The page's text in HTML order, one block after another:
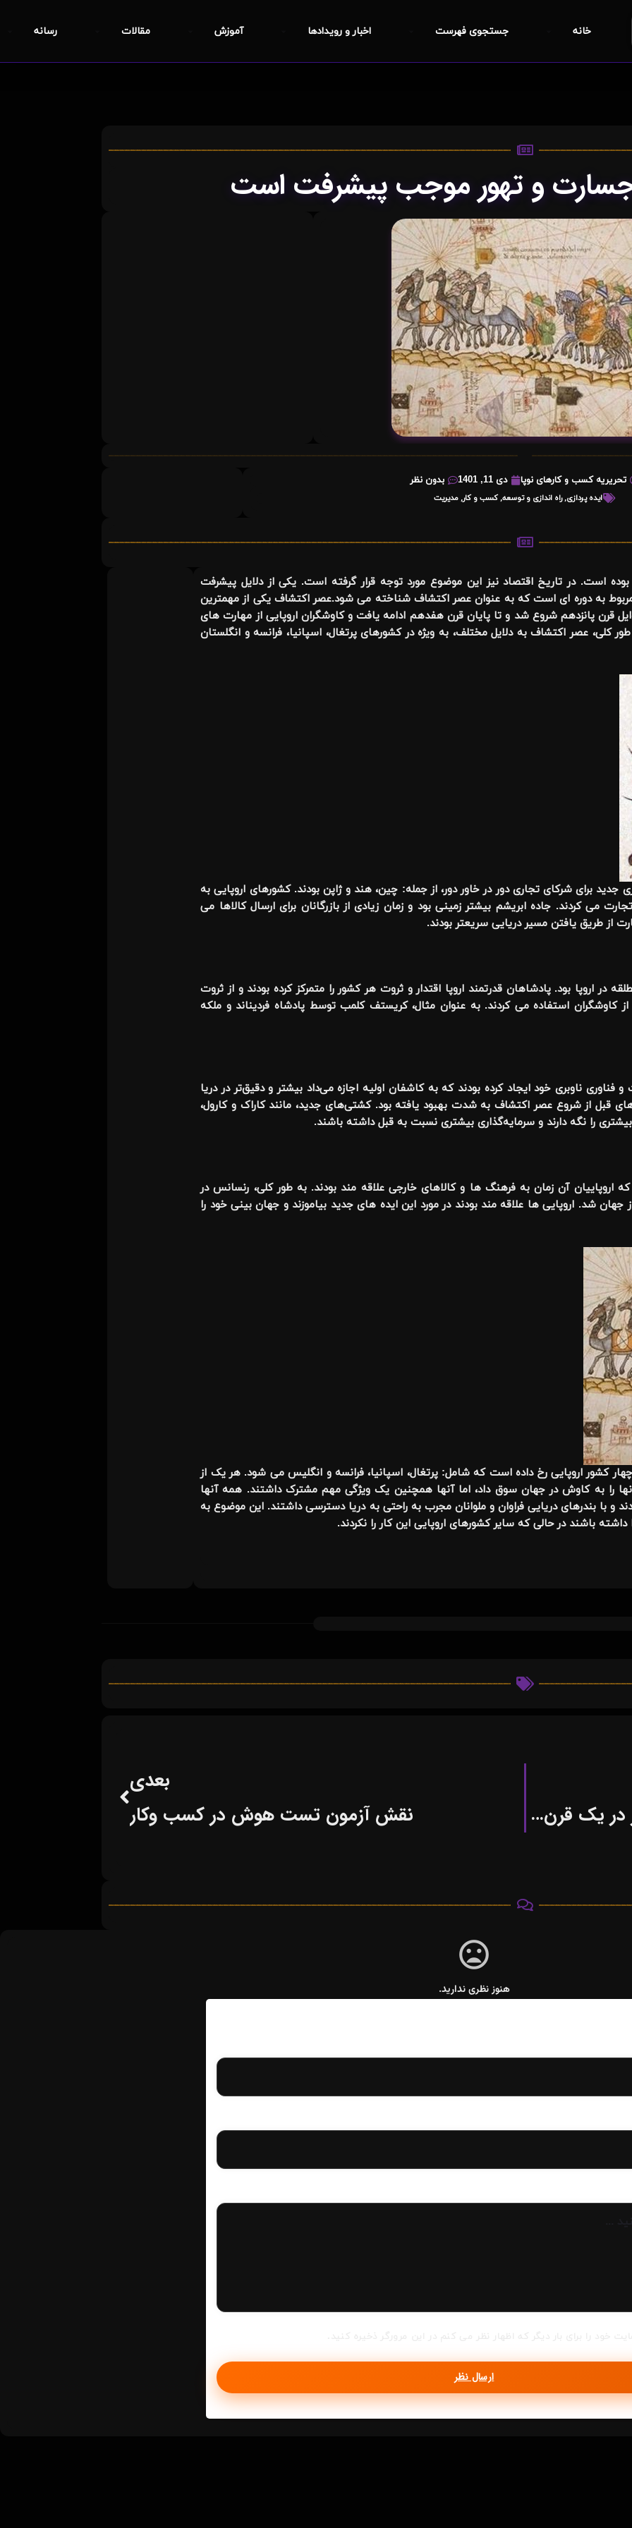
خانه جستجوی فهرست اخبار و رویدادها آموزش مقالات رسانه
جسارت و تهور موجب پیشرفت است
تحریریه کسب و کارهای نوپا دی 11, 1401 بدون نظر
ایده پردازی,راه اندازی و توسعه,کسب و کار,مدیریت
است. در تاریخ اقتصاد نیز این موضوع مورد توجه قرار گرفته است. یکی از دلایل پیشرفت
مربوط به دوره ای است که به عنوان عصر اکتشاف شناخته می شود.عصر اکتشاف یکی از مهمترین
قرن پانزدهم شروع شد و تا پایان قرن هفدهم ادامه یافت و کاوشگران اروپایی از مهارت های
کلی، عصر اکتشاف به دلایل مختلف، به ویژه در کشورهای پرتغال، اسپانیا، فرانسه و انگلستان
برای شرکای تجاری دور در خاور دور، از جمله: چین، هند و ژاپن بودند. کشورهای اروپایی به
می کردند. جاده ابریشم بیشتر زمینی بود و زمان زیادی از بازرگانان برای ارسال کالاها می
از طریق یافتن مسیر دریایی سریعتر بودند.
در اروپا بود. پادشاهان قدرتمند اروپا اقتدار و ثروت هر کشور را متمرکز کرده بودند و از ثروت
کاوشگران استفاده می کردند. به عنوان مثال، کریستف کلمب توسط پادشاه فردیناند و ملکه
ناوبری خود ایجاد کرده بودند که به کاشفان اولیه اجازه می‌داد بیشتر و دقیق‌تر در دریا
قبل از شروع عصر اکتشاف به شدت بهبود یافته بود. کشتی‌های جدید، مانند کاراک و کارول،
را نگه دارند و سرمایه‌گذاری بیشتری نسبت به قبل داشته باشند.
آن زمان به فرهنگ ها و کالاهای خارجی علاقه مند بودند. به طور کلی، رنسانس در
شد. اروپایی ها علاقه مند بودند در مورد این ایده های جدید بیاموزند و جهان بینی خود را
کشور اروپایی رخ داده است که شامل: پرتغال، اسپانیا، فرانسه و انگلیس می شود. هر یک از
را به کاوش در جهان سوق داد، اما آنها همچنین یک ویژگی مهم مشترک داشتند. همه آنها
و با بندرهای دریایی فراوان و ملوانان مجرب به راحتی به دریا دسترسی داشتند. این موضوع به
باشند در حالی که سایر کشورهای اروپایی این کار را نکردند.
کفش‌های کتانی آل استار برای اولین بار در یک قرن پیش عرضه شد
بعدی
نقش آزمون تست هوش در کسب وکار
هنوز نظری ندارید.
ارسال نظر